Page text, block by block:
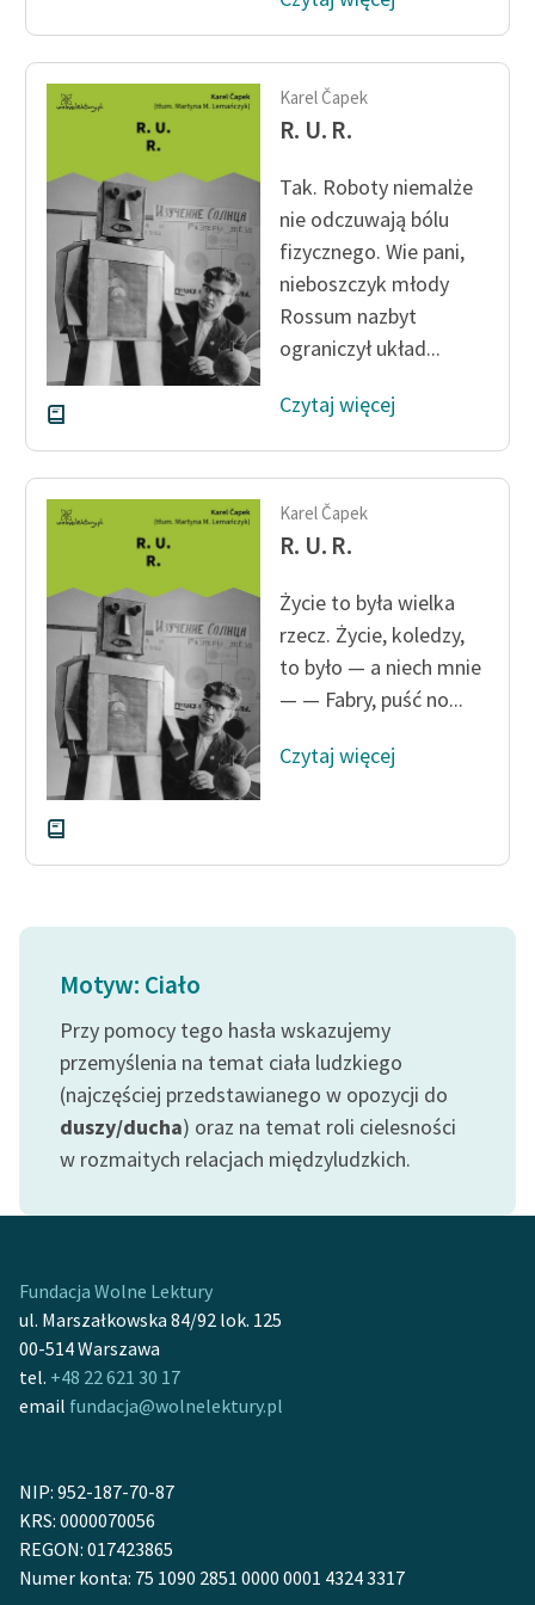
Kolekcje edukacyjne
twórców przechodzących
do domeny publicznej,
lektur szkolnych oraz
Starego Testamentu
Odkurzamy bohaterów
Szkoła Poezji Wolnych
Lektur
O nas
Kontakt
O projekcie
Zespół
Zasady wykorzystania
Wolnych Lektur
Logotypy
Materiały promocyjne
Polityka prywatności
Regulamin biblioteki
Regulamin darowizn
Informacja o treściach
wrażliwych
Deklaracja dostępności
Karel Čapek
R. U. R.
Tak. Roboty niemalże
nie odczuwają bólu
fizycznego. Wie pani,
nieboszczyk młody
Rossum nazbyt
ograniczył układ...
Czytaj więcej
Karel Čapek
R. U. R.
Życie to była wielka
rzecz. Życie, koledzy,
to było — a niech mnie
— — Fabry, puść no...
Czytaj więcej
Motyw: Ciało
Przy pomocy tego hasła wskazujemy
przemyślenia na temat ciała ludzkiego
(najczęściej przedstawianego w opozycji do
duszy/ducha) oraz na temat roli cielesności
w rozmaitych relacjach międzyludzkich.
Fundacja Wolne Lektury
ul. Marszałkowska 84/92 lok. 125
00-514 Warszawa
tel. +48 22 621 30 17
email fundacja@wolnelektury.pl
NIP: 952-187-70-87
KRS: 0000070056
REGON: 017423865
Numer konta: 75 1090 2851 0000 0001 4324 3317